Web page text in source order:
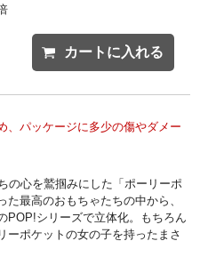
カートに入れる
パッケージに多少の傷やダメー
の心を鷲掴みにした「ポーリーポ
最高のおもちゃたちの中から、
POP!シリーズで立体化。もちろん
ーポケットの女の子を持ったまさ